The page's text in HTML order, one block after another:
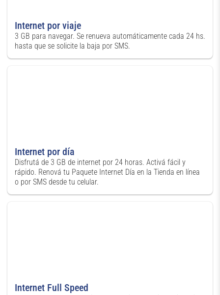
Internet por viaje
3 GB para navegar. Se renueva automáticamente cada 24 hs.
hasta que se solicite la baja por SMS.
Internet por día
Disfrutá de 3 GB de internet por 24 horas. Activá fácil y
rápido. Renová tu Paquete Internet Día en la Tienda en línea
o por SMS desde tu celular.
Internet Full Speed